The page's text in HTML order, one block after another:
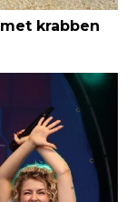
krabben